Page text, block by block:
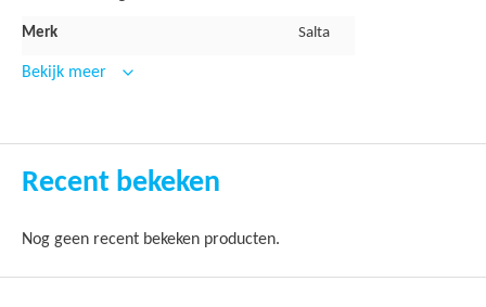
Merk Salta
Bekijk meer
Recent bekeken
Nog geen recent bekeken producten.